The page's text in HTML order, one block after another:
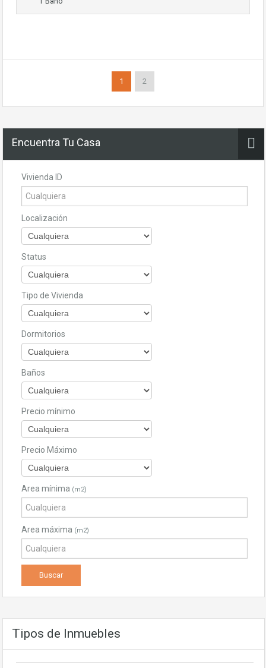
1 2
Encuentra Tu Casa
Vivienda ID
Localización
Status
Tipo de Vivienda
Dormitorios
Baños
Precio mínimo
Precio Máximo
Area mínima (m2)
Area máxima (m2)
Tipos de Inmuebles